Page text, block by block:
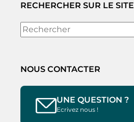
RECHERCHER SUR LE SITE
Rechercher
NOUS CONTACTER
UNE QUESTION ?
Ecrivez nous !